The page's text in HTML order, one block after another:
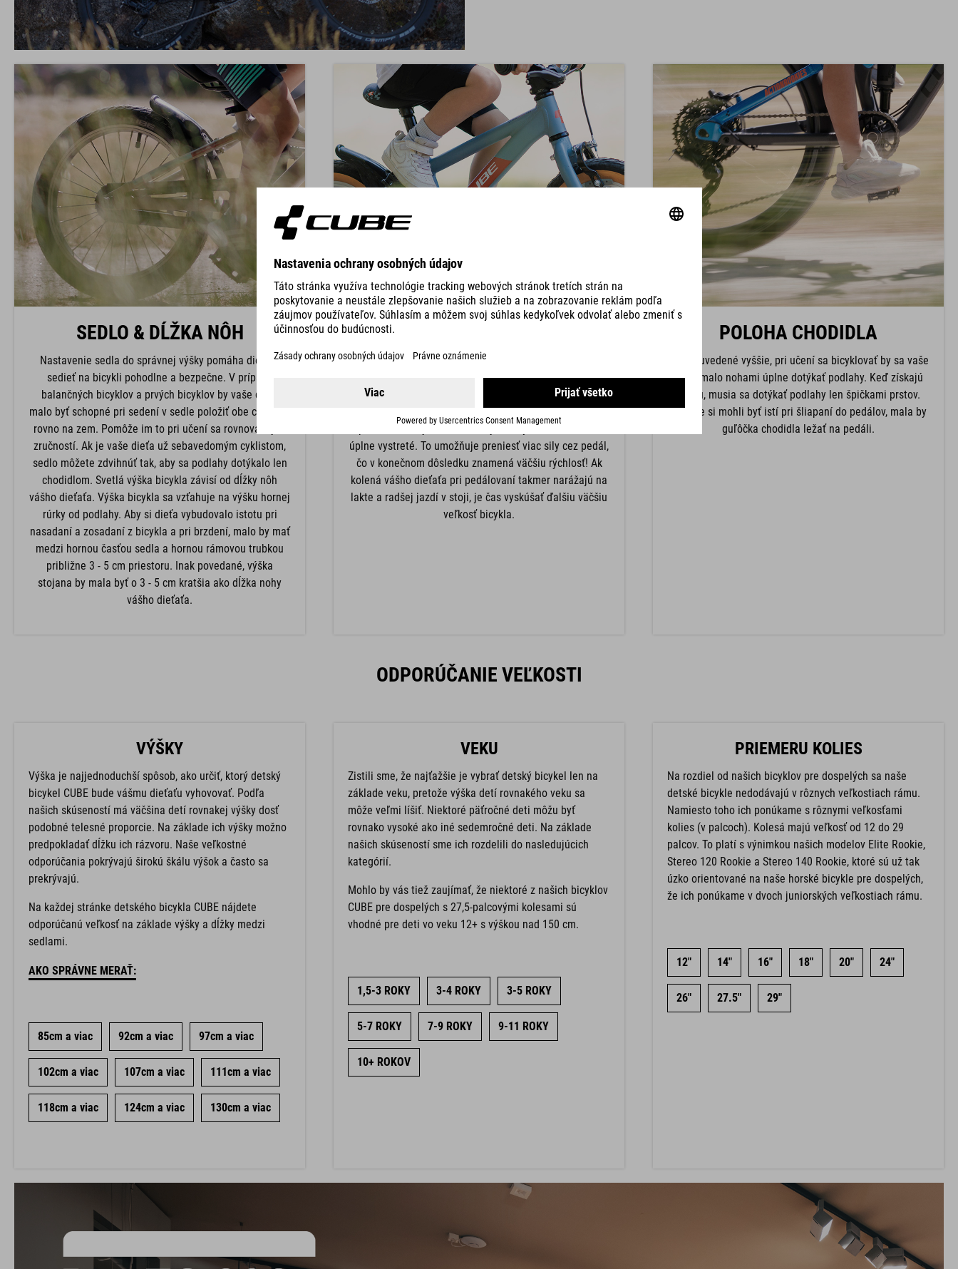
SEDLO & DĹŽKA NÔH
Nastavenie sedla do správnej výšky pomáha dieťaťu
sedieť na bicykli pohodlne a bezpečne. V prípade
balančných bicyklov a prvých bicyklov by vaše dieťa
malo byť schopné pri sedení v sedle položiť obe chodidlá
rovno na zem. Pomôže im to pri učení sa rovnovážnych
zručností. Ak je vaše dieťa už sebavedomým cyklistom,
sedlo môžete zdvihnúť tak, aby sa podlahy dotýkalo len
chodidlom. Svetlá výška bicykla závisí od dĺžky nôh
vášho dieťaťa. Výška bicykla sa vzťahuje na výšku hornej
rúrky od podlahy. Aby si dieťa vybudovalo istotu pri
nasadaní a zosadaní z bicykla a pri brzdení, malo by mať
medzi hornou časťou sedla a hornou rámovou trubkou
približne 3 - 5 cm priestoru. Inak povedané, výška
stojana by mala byť o 3 - 5 cm kratšia ako dĺžka nohy
vášho dieťaťa.
Polohu kolena určuje výška sedla. Pre začiatočníkov
odporúčame nižšiu výšku sedla so silnejším ohybom v
kolene, aby bolo ľahké položiť nohy na rovinu v ťažkej
situácii. Dospelí a sebavedomejšie deti môžu pri
pedálovaní zvýšiť sedlo, až kým nie je koleno takmer
úplne vystreté. To umožňuje preniesť viac sily cez pedál,
čo v konečnom dôsledku znamená väčšiu rýchlosť! Ak
kolená vášho dieťaťa pri pedálovaní takmer narážajú na
lakte a radšej jazdí v stoji, je čas vyskúšať ďalšiu väčšiu
veľkosť bicykla.
POLOHA CHODIDLA
Ako je uvedené vyššie, pri učení sa bicyklovať by sa vaše
dieťa malo nohami úplne dotýkať podlahy. Keď získajú
istotu, musia sa dotýkať podlahy len špičkami prstov.
Aby ste si mohli byť istí pri šliapaní do pedálov, mala by
guľôčka chodidla ležať na pedáli.
ODPORÚČANIE VEĽKOSTI
VÝŠKY
Výška je najjednoduchší spôsob, ako určiť, ktorý detský
bicykel CUBE bude vášmu dieťaťu vyhovovať. Podľa
našich skúseností má väčšina detí rovnakej výšky dosť
podobné telesné proporcie. Na základe ich výšky možno
predpokladať dĺžku ich rázvoru. Naše veľkostné
odporúčania pokrývajú širokú škálu výšok a často sa
prekrývajú.
Na každej stránke detského bicykla CUBE nájdete
odporúčanú veľkosť na základe výšky a dĺžky medzi
sedlami.
AKO SPRÁVNE MERAŤ:
85cm a viac 92cm a viac 97cm a viac
102cm a viac 107cm a viac 111cm a viac
118cm a viac 124cm a viac 130cm a viac
VEKU
Zistili sme, že najťažšie je vybrať detský bicykel len na
základe veku, pretože výška detí rovnakého veku sa
môže veľmi líšiť. Niektoré päťročné deti môžu byť
rovnako vysoké ako iné sedemročné deti. Na základe
našich skúseností sme ich rozdelili do nasledujúcich
kategórií.
Mohlo by vás tiež zaujímať, že niektoré z našich bicyklov
CUBE pre dospelých s 27,5-palcovými kolesami sú
vhodné pre deti vo veku 12+ s výškou nad 150 cm.
1,5-3 ROKY 3-4 ROKY 3-5 ROKY
5-7 ROKY 7-9 ROKY 9-11 ROKY
10+ ROKOV
PRIEMERU KOLIES
Na rozdiel od našich bicyklov pre dospelých sa naše
detské bicykle nedodávajú v rôznych veľkostiach rámu.
Namiesto toho ich ponúkame s rôznymi veľkosťami
kolies (v palcoch). Kolesá majú veľkosť od 12 do 29
palcov. To platí s výnimkou našich modelov Elite Rookie,
Stereo 120 Rookie a Stereo 140 Rookie, ktoré sú už tak
úzko orientované na naše horské bicykle pre dospelých,
že ich ponúkame v dvoch juniorských veľkostiach rámu.
12" 14" 16" 18" 20" 24"
26" 27.5" 29"